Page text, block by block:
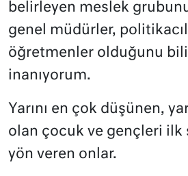
belirleyen meslek
genel müdürler,
öğretmenler olduğunu
inanıyorum.
Yarını en çok düşünen,
olan çocuk ve gençleri ilk
yön veren onlar.